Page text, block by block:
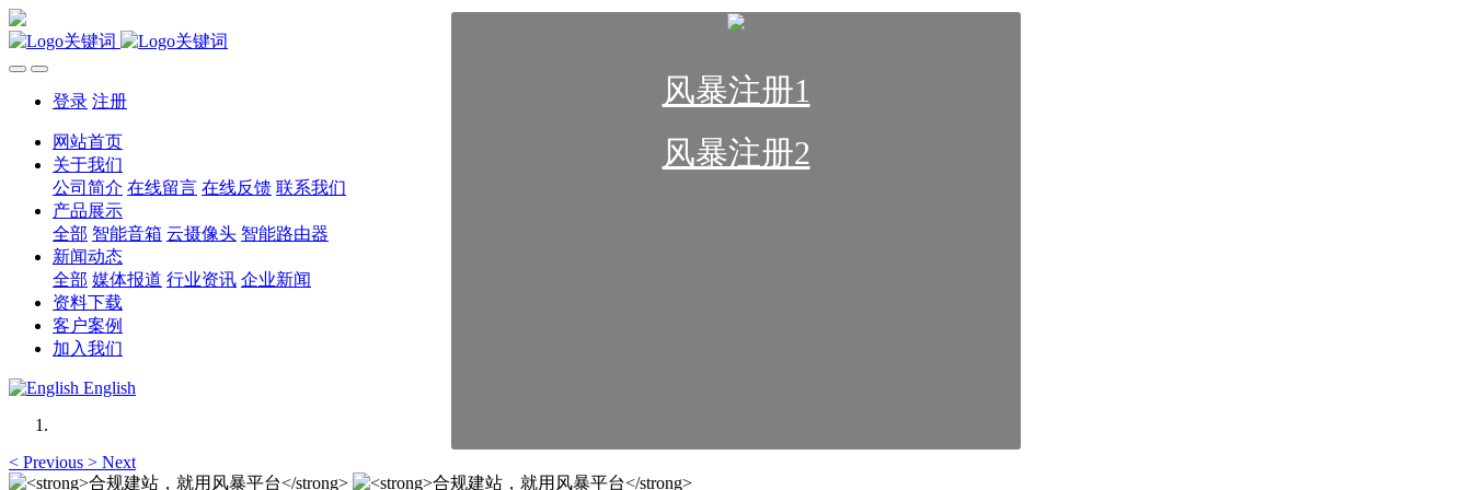
风暴注册1
风暴注册2
登录 注册
网站首页
关于我们
公司简介 在线留言 在线反馈 联系我们
产品展示
全部 智能音箱 云摄像头 智能路由器
新闻动态
全部 媒体报道 行业资讯 企业新闻
资料下载
客户案例
加入我们
English
< Previous > Next